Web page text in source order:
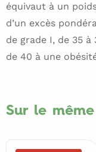
équivaut à un
d’un excès
de grade I, de 35
de 40 à une
Sur le